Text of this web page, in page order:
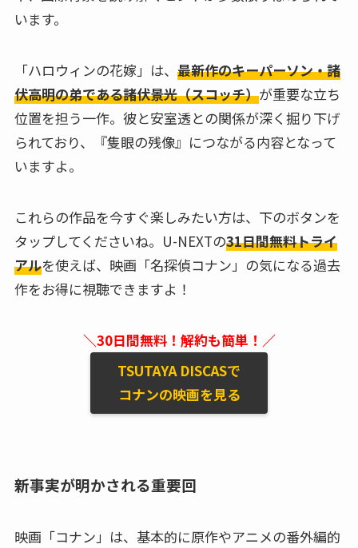
います。
「ハロウィンの花嫁」は、 最新作のキーパーソン・諸
伏高明の弟である諸伏景光（スコッチ）が重要な立ち
位置を担う一作。彼と安室透との関係が深く掘り下げ
られており、『隻眼の残像』につながる内容となって
いますよ。
これらの作品を今すぐ楽しみたい方は、下のボタンを
タップしてくださいね。U-NEXTの31日間無料トライ
アルを使えば、映画「名探偵コナン」の気になる過去
作をお得に視聴できますよ！
＼30日間無料！解約も簡単！／
TSUTAYA DISCASで
コナンの映画を見る
新事実が明かされる重要回
映画「コナン」は、基本的に原作やアニメの番外編的